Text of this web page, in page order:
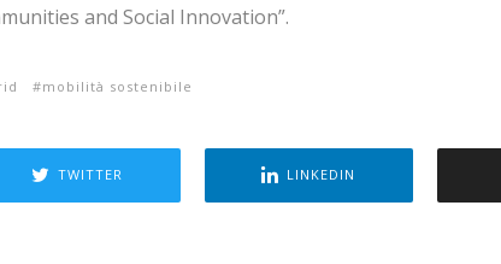
and Social Innovation”.
mobilità sostenibile
TWITTER LINKEDIN